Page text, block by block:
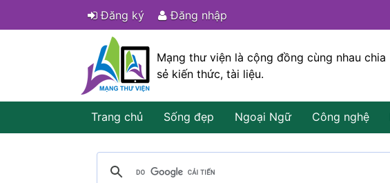
Đăng ký Đăng nhập
Mạng thư viện là cộng đồng cùng nhau chia
sẻ kiến thức, tài liệu.
Trang chủ Sống đẹp Ngoại Ngữ Công nghệ